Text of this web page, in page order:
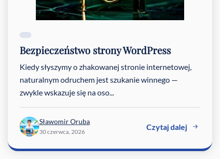
Bezpieczeństwo strony WordPress
Kiedy słyszymy o zhakowanej stronie internetowej,
naturalnym odruchem jest szukanie winnego —
zwykle wskazuje się na oso...
Sławomir Oruba
30 czerwca, 2026
Czytaj dalej